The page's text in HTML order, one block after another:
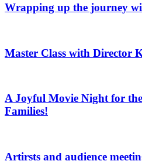
Wrapping up the journey
Master Class with Director
A Joyful Movie Night for
Families!
Artirsts and audience